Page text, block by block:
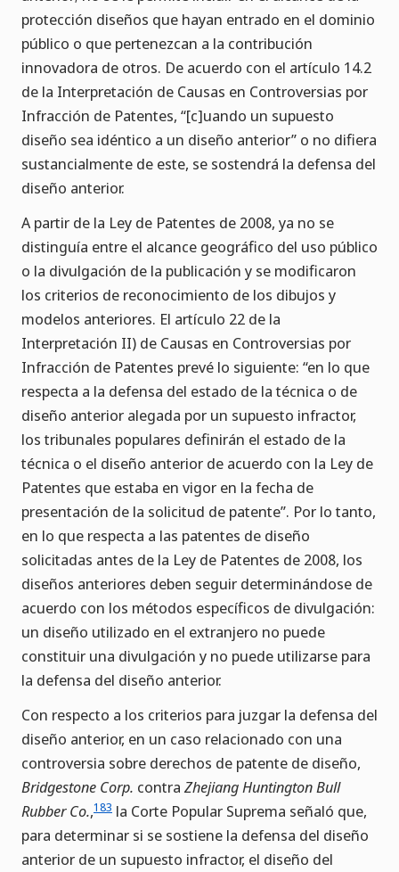
protección diseños que hayan entrado en el dominio
público o que pertenezcan a la contribución
innovadora de otros. De acuerdo con el artículo 14.2
de la Interpretación de Causas en Controversias por
Infracción de Patentes, “[c]uando un supuesto
diseño sea idéntico a un diseño anterior” o no difiera
sustancialmente de este, se sostendrá la defensa del
diseño anterior.
A partir de la Ley de Patentes de 2008, ya no se
distinguía entre el alcance geográfico del uso público
o la divulgación de la publicación y se modificaron
los criterios de reconocimiento de los dibujos y
modelos anteriores. El artículo 22 de la
Interpretación II) de Causas en Controversias por
Infracción de Patentes prevé lo siguiente: “en lo que
respecta a la defensa del estado de la técnica o de
diseño anterior alegada por un supuesto infractor,
los tribunales populares definirán el estado de la
técnica o el diseño anterior de acuerdo con la Ley de
Patentes que estaba en vigor en la fecha de
presentación de la solicitud de patente”. Por lo tanto,
en lo que respecta a las patentes de diseño
solicitadas antes de la Ley de Patentes de 2008, los
diseños anteriores deben seguir determinándose de
acuerdo con los métodos específicos de divulgación:
un diseño utilizado en el extranjero no puede
constituir una divulgación y no puede utilizarse para
la defensa del diseño anterior.
Con respecto a los criterios para juzgar la defensa del
diseño anterior, en un caso relacionado con una
controversia sobre derechos de patente de diseño,
Bridgestone Corp. contra Zhejiang Huntington Bull
Rubber Co.,183 la Corte Popular Suprema señaló que,
para determinar si se sostiene la defensa del diseño
anterior de un supuesto infractor, el diseño del